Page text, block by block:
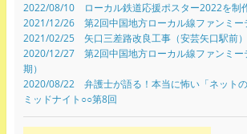
2022/08/10 ローカル鉄道応援ポスター2022を制
2021/12/26 第2回中国地方ローカル線ファンミー
2021/02/25 矢口三差路改良工事（安芸矢口駅前）
2020/12/27 第2回中国地方ローカル線ファンミー
期）
2020/08/22 弁護士が語る！本当に怖い「ネット
ミッドナイト○○第8回